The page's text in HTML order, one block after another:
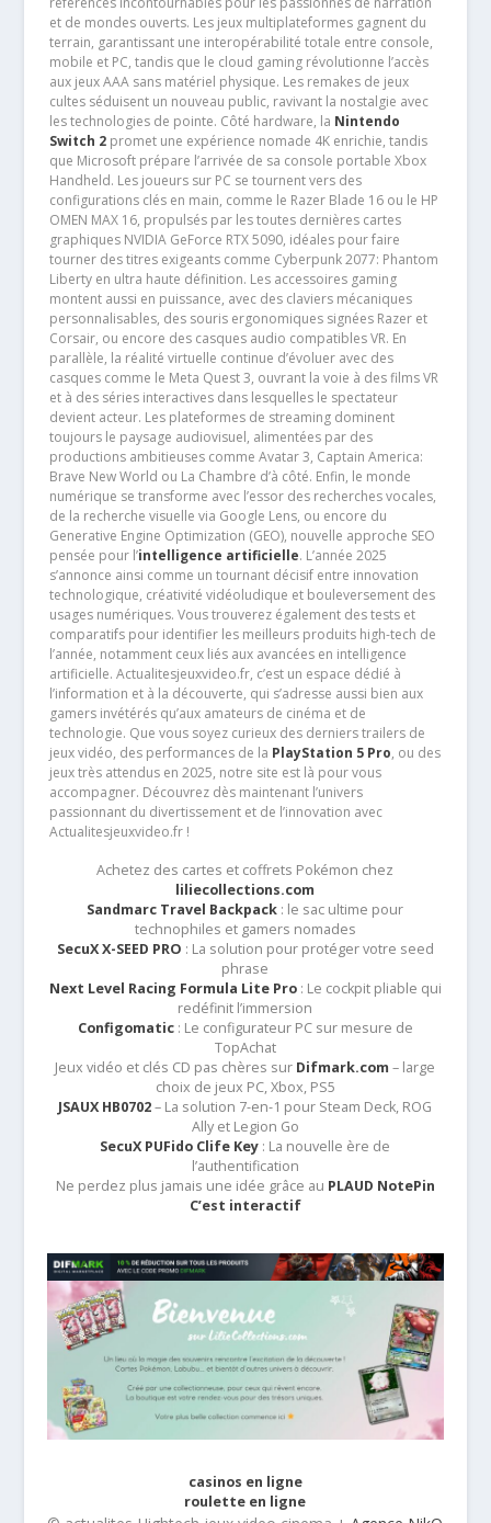
et de mondes ouverts. Les jeux multiplateformes gagnent du
terrain, garantissant une interopérabilité totale entre console,
mobile et PC, tandis que le cloud gaming révolutionne l’accès
aux jeux AAA sans matériel physique. Les remakes de jeux
cultes séduisent un nouveau public, ravivant la nostalgie avec
les technologies de pointe. Côté hardware, la Nintendo
Switch 2promet une expérience nomade 4K enrichie, tandis
que Microsoft prépare l’arrivée de sa console portable Xbox
Handheld. Les joueurs sur PC se tournent vers des
configurations clés en main, comme le Razer Blade 16 ou le HP
OMEN MAX 16, propulsés par les toutes dernières cartes
graphiques NVIDIA GeForce RTX 5090, idéales pour faire
tourner des titres exigeants comme Cyberpunk 2077: Phantom
Liberty en ultra haute définition. Les accessoires gaming
montent aussi en puissance, avec des claviers mécaniques
personnalisables, des souris ergonomiques signées Razer et
Corsair, ou encore des casques audio compatibles VR. En
parallèle, la réalité virtuelle continue d’évoluer avec des
casques comme le Meta Quest 3, ouvrant la voie à des films VR
et à des séries interactives dans lesquelles le spectateur
devient acteur. Les plateformes de streaming dominent
toujours le paysage audiovisuel, alimentées par des
productions ambitieuses comme Avatar 3, Captain America:
Brave New World ou La Chambre d’à côté. Enfin, le monde
numérique se transforme avec l’essor des recherches vocales,
de la recherche visuelle via Google Lens, ou encore du
Generative Engine Optimization (GEO), nouvelle approche SEO
pensée pour l’intelligence artificielle. L’année 2025
s’annonce ainsi comme un tournant décisif entre innovation
technologique, créativité vidéoludique et bouleversement des
usages numériques. Vous trouverez également des tests et
comparatifs pour identifier les meilleurs produits high-tech de
l’année, notamment ceux liés aux avancées en intelligence
artificielle. Actualitesjeuxvideo.fr, c’est un espace dédié à
l’information et à la découverte, qui s’adresse aussi bien aux
gamers invétérés qu’aux amateurs de cinéma et de
technologie. Que vous soyez curieux des derniers trailers de
jeux vidéo, des performances de la PlayStation 5 Pro, ou des
jeux très attendus en 2025, notre site est là pour vous
accompagner. Découvrez dès maintenant l’univers
passionnant du divertissement et de l’innovation avec
Actualitesjeuxvideo.fr !
Achetez des cartes et coffrets Pokémon chez
liliecollections.com
Sandmarc Travel Backpack : le sac ultime pour
technophiles et gamers nomades
SecuX X-SEED PRO : La solution pour protéger votre seed
phrase
Next Level Racing Formula Lite Pro: Le cockpit pliable qui
redéfinit l’immersion
Configomatic: Le configurateur PC sur mesure de
TopAchat
Jeux vidéo et clés CD pas chères sur Difmark.com – large
choix de jeux PC, Xbox, PS5
JSAUX HB0702– La solution 7-en-1 pour Steam Deck, ROG
Ally et Legion Go
SecuX PUFido Clife Key : La nouvelle ère de
l’authentification
Ne perdez plus jamais une idée grâce au PLAUD NotePin
C’est interactif
casinos en ligne
roulette en ligne